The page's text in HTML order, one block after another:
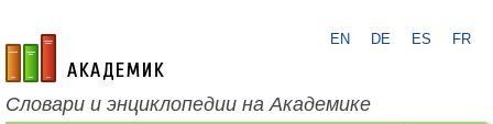
academic.ru
EN DE ES FR
Словари и энциклопедии на Академике